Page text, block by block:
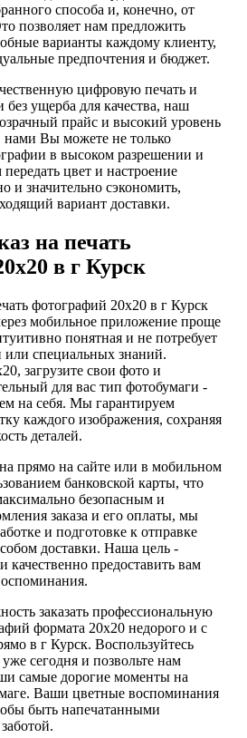
способа и, конечно, от
позволяет нам предложить
варианты каждому клиенту,
предпочтения и бюджет.
цифровую печать и
без ущерба для качества, наш
прайс и высокий уровень
нами Вы можете не только
в высоком разрешении и
цвет и настроение
и значительно сэкономить,
вариант доставки.
на печать
в г Курск
фотографий 20х20 в г Курск
мобильное приложение проще
понятная и не потребует
или специальных знаний.
загрузите свои фото и
для вас тип фотобумаги -
на себя. Мы гарантируем
каждого изображения, сохраняя
деталей.
прямо на сайте или в мобильном
банковской карты, что
безопасным и
заказа и его оплаты, мы
и подготовке к отправке
доставки. Наша цель -
качественно предоставить вам
заказать профессиональную
формата 20х20 недорого и с
в г Курск. Воспользуйтесь
сегодня и позвольте нам
самые дорогие моменты на
Ваши цветные воспоминания
быть напечатанными